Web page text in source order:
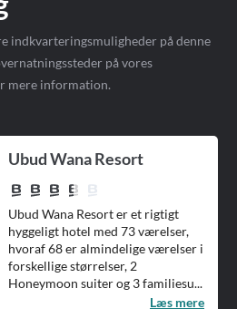
indkvarteringsmuligheder på denne
på vores
mere information.
Ubud Wana Resort
Ubud Wana Resort er et rigtigt
hyggeligt hotel med 73 værelser,
hvoraf 68 er almindelige værelser i
forskellige størrelser, 2
Honeymoon suiter og 3 familiesu...
Læs mere